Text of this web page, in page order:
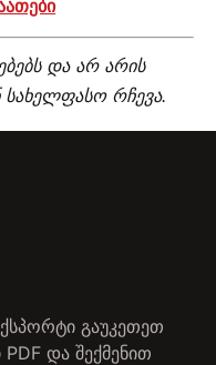
და არ არის
რჩევა.
გაუკეთეთ
და შექმენით